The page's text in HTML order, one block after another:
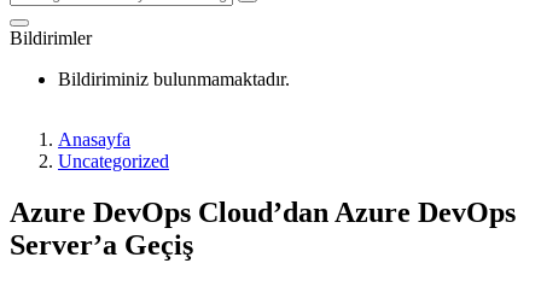
Bildirimler
Bildiriminiz bulunmamaktadır.
Anasayfa
Uncategorized
Azure DevOps Cloud’dan Azure DevOps
Server’a Geçiş